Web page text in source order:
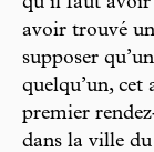
avoir trouvé
supposer
quelqu’un, cet
premier
dans la ville du